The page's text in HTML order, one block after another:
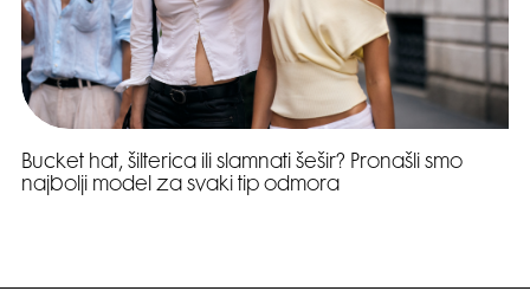
Bucket hat, šilterica ili slamnati šešir? Pronašli smo
najbolji model za svaki tip odmora